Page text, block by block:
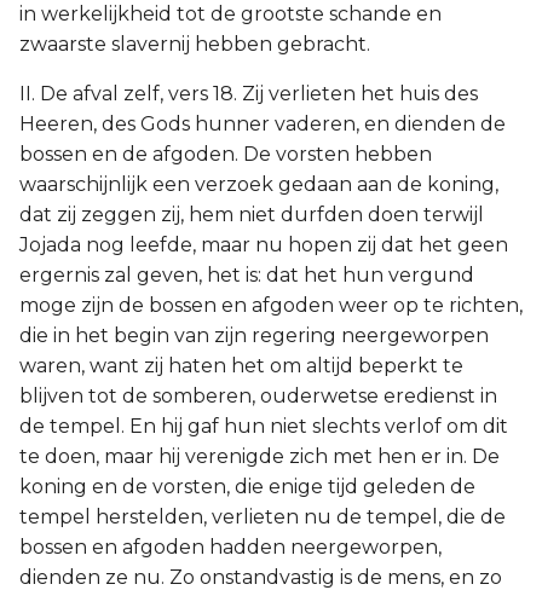
in werkelijkheid tot de grootste schande en
zwaarste slavernij hebben gebracht.
II. De afval zelf, vers 18. Zij verlieten het huis des
Heeren, des Gods hunner vaderen, en dienden de
bossen en de afgoden. De vorsten hebben
waarschijnlijk een verzoek gedaan aan de koning,
dat zij zeggen zij, hem niet durfden doen terwijl
Jojada nog leefde, maar nu hopen zij dat het geen
ergernis zal geven, het is: dat het hun vergund
moge zijn de bossen en afgoden weer op te richten,
die in het begin van zijn regering neergeworpen
waren, want zij haten het om altijd beperkt te
blijven tot de somberen, ouderwetse eredienst in
de tempel. En hij gaf hun niet slechts verlof om dit
te doen, maar hij verenigde zich met hen er in. De
koning en de vorsten, die enige tijd geleden de
tempel herstelden, verlieten nu de tempel, die de
bossen en afgoden hadden neergeworpen,
dienden ze nu. Zo onstandvastig is de mens, en zo